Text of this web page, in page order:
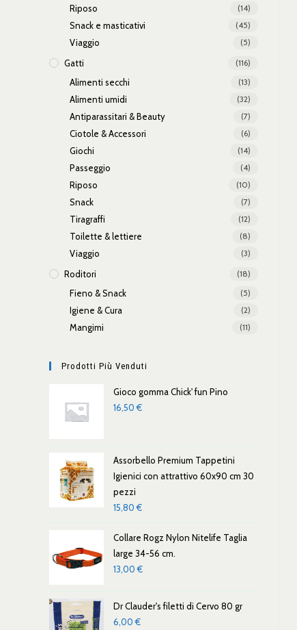
Riposo (14)
Snack e masticativi (45)
Viaggio (5)
Gatti (116)
Alimenti secchi (13)
Alimenti umidi (32)
Antiparassitari & Beauty (7)
Ciotole & Accessori (6)
Giochi (14)
Passeggio (4)
Riposo (10)
Snack (7)
Tiragraffi (12)
Toilette & lettiere (8)
Viaggio (3)
Roditori (18)
Fieno & Snack (5)
Igiene & Cura (2)
Mangimi (11)
Prodotti Più Venduti
Gioco gomma Chick' fun Pino
16,50€
Assorbello Premium Tappetini
Igienici con attrattivo 60x90 cm 30
pezzi
15,80€
Collare Rogz Nylon Nitelife Taglia
large 34-56 cm.
13,00€
Dr Clauder's filetti di Cervo 80 gr
6,00€